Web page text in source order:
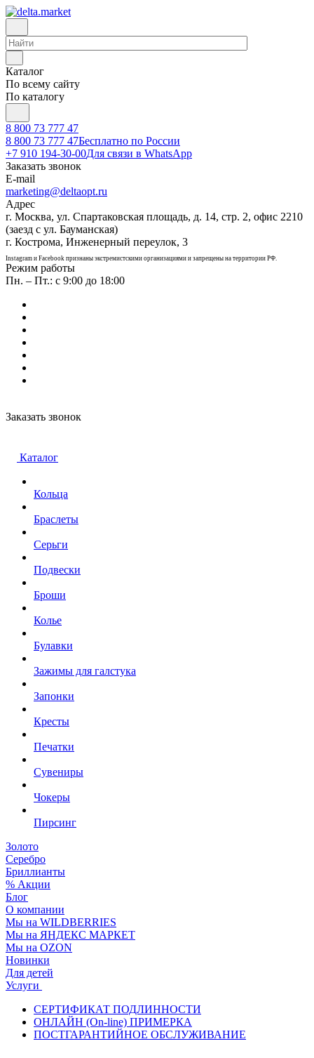
Каталог
По всему сайту
По каталогу
8 800 73 777 47
8 800 73 777 47Бесплатно по России
+7 910 194-30-00Для связи в WhatsApp
Заказать звонок
E-mail
marketing@deltaopt.ru
Адрес
г. Москва, ул. Спартаковская площадь, д. 14, стр. 2, офис 2210
(заезд с ул. Бауманская)
г. Кострома, Инженерный переулок, 3
Instagram и Facebook признаны экстремистскими организациями и запрещены на территории РФ.
Режим работы
Пн. – Пт.: с 9:00 до 18:00
Заказать звонок
Каталог
Кольца
Браслеты
Серьги
Подвески
Броши
Колье
Булавки
Зажимы для галстука
Запонки
Кресты
Печатки
Сувениры
Чокеры
Пирсинг
Золото
Серебро
Бриллианты
% Акции
Блог
О компании
Мы на WILDBERRIES
Мы на ЯНДЕКС МАРКЕТ
Мы на OZON
Новинки
Для детей
Услуги
СЕРТИФИКАТ ПОДЛИННОСТИ
ОНЛАЙН (On-line) ПРИМЕРКА
ПОСТГАРАНТИЙНОЕ ОБСЛУЖИВАНИЕ